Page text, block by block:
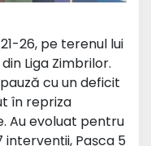
26, pe terenul lui
Liga Zimbrilor.
cu un deficit
în repriza
Au evoluat pentru
intervenții, Pașca 5